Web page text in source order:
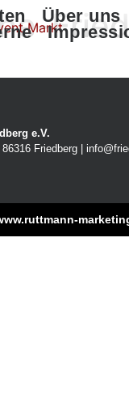
Über uns
e.V.
Friedberg |